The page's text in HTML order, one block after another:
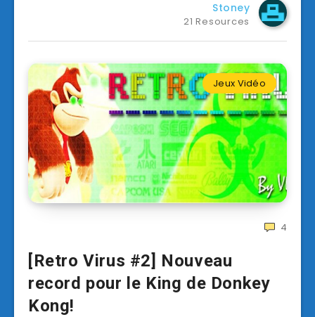
Stoney
21 Resources
Jeux Vidéo
4
[Retro Virus #2] Nouveau
record pour le King de Donkey
Kong!